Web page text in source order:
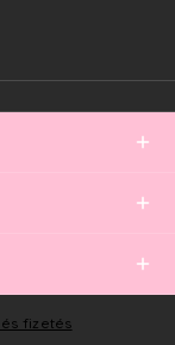
fizetés